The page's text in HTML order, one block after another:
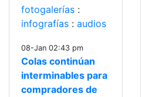
fotogalerías :
infografías : audios
08-Jan 02:43 pm
Colas continúan
interminables para
compradores de